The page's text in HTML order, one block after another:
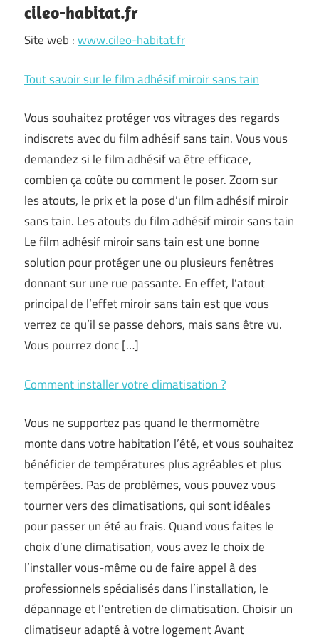
cileo-habitat.fr
Site web :www.cileo-habitat.fr
Tout savoir sur le film adhésif miroir sans tain
Vous souhaitez protéger vos vitrages des regards
indiscrets avec du film adhésif sans tain. Vous vous
demandez si le film adhésif va être efficace,
combien ça coûte ou comment le poser. Zoom sur
les atouts, le prix et la pose d’un film adhésif miroir
sans tain. Les atouts du film adhésif miroir sans tain
Le film adhésif miroir sans tain est une bonne
solution pour protéger une ou plusieurs fenêtres
donnant sur une rue passante. En effet, l’atout
principal de l’effet miroir sans tain est que vous
verrez ce qu’il se passe dehors, mais sans être vu.
Vous pourrez donc […]
Comment installer votre climatisation ?
Vous ne supportez pas quand le thermomètre
monte dans votre habitation l’été, et vous souhaitez
bénéficier de températures plus agréables et plus
tempérées. Pas de problèmes, vous pouvez vous
tourner vers des climatisations, qui sont idéales
pour passer un été au frais. Quand vous faites le
choix d’une climatisation, vous avez le choix de
l’installer vous-même ou de faire appel à des
professionnels spécialisés dans l’installation, le
dépannage et l’entretien de climatisation. Choisir un
climatiseur adapté à votre logement Avant